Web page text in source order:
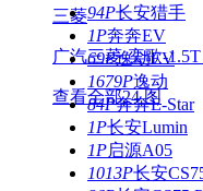
94P长安猎手
1P奔奔EV
69P逸动EV
1679P逸动
84P奔奔E-Star
1P长安Lumin
1P启源A05
1013P长安
三菱
广汽三菱-奕歌-
查看全部24 图